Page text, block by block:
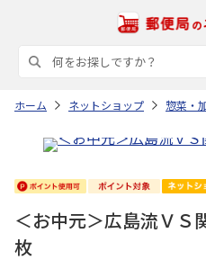
ホーム ネットショップ 惣菜・
＜お中元＞広島流Ｖ
枚